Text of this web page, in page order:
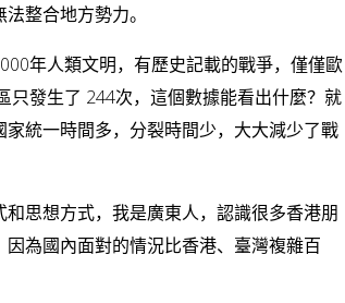
整合地方勢力。
年人類文明，有歷史記載的戰爭，僅僅歐
發生了 244次，這個數據能看出什麼？就
統一時間多，分裂時間少，大大減少了戰
思想方式，我是廣東人，認識很多香港朋
為國內面對的情況比香港、臺灣複雜百